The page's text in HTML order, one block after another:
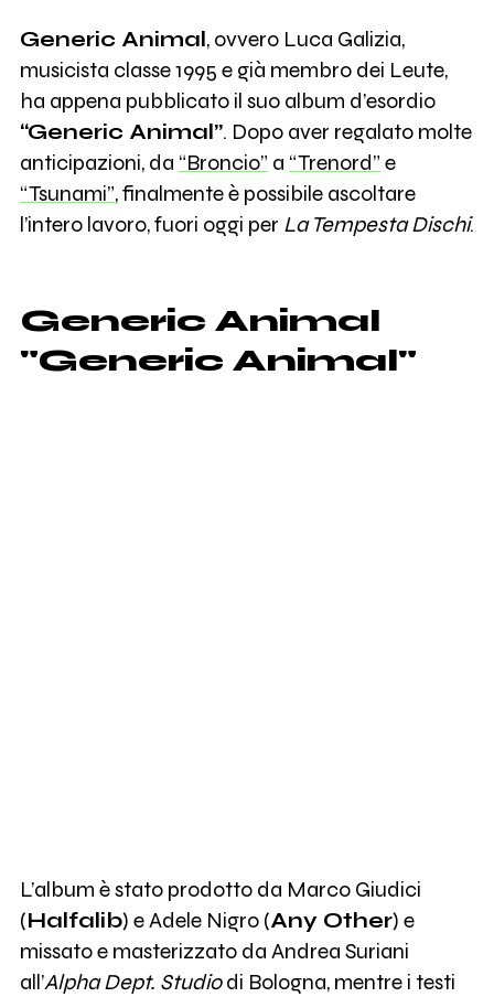
Generic Animal, ovvero Luca Galizia,
musicista classe 1995 e già membro dei Leute,
ha appena pubblicato il suo album d’esordio
“Generic Animal”. Dopo aver regalato molte
anticipazioni, da “Broncio” a “Trenord” e
“Tsunami”, finalmente è possibile ascoltare
l’intero lavoro, fuori oggi per La Tempesta Dischi.
Generic Animal
"Generic Animal"
L’album è stato prodotto da Marco Giudici
(Halfalib) e Adele Nigro (Any Other) e
missato e masterizzato da Andrea Suriani
all’Alpha Dept. Studiodi Bologna, mentre i testi